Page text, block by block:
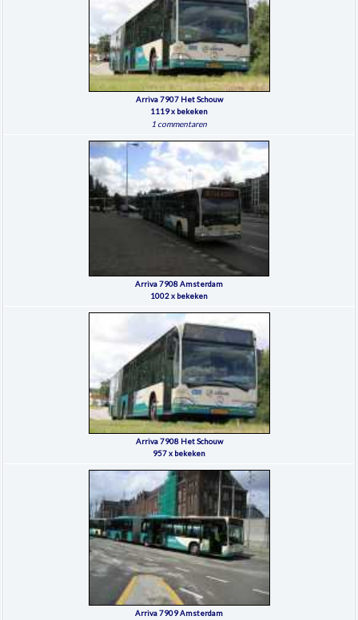
Arriva 7907 Het Schouw
1119 x bekeken
1 commentaren
Arriva 7908 Amsterdam
1002 x bekeken
Arriva 7908 Het Schouw
957 x bekeken
Arriva 7909 Amsterdam